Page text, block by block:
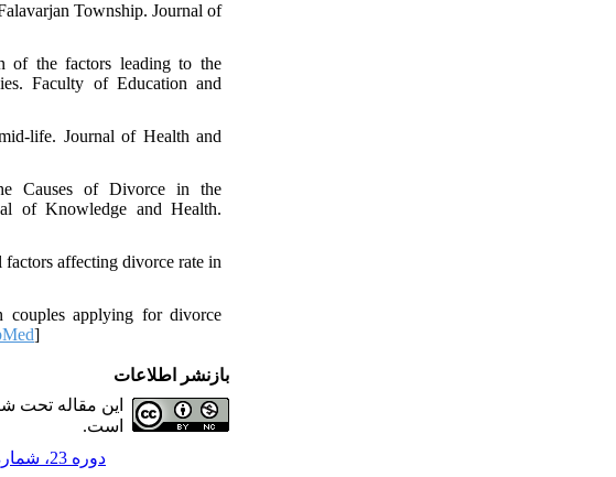
Township. Journal of
of the factors leading to the
Faculty of Education and
life. Journal of Health and
Causes of Divorce in the
of Knowledge and Health.
affecting divorce rate in
couples applying for divorce
]
بازنشر اطلاعات
این مقاله تحت
است.
دوره 23، شماره 4 - ( 1396 )